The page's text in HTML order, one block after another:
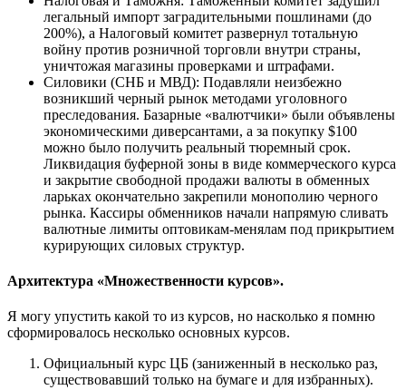
легальный импорт заградительными пошлинами (до
200%), а Налоговый комитет развернул тотальную
войну против розничной торговли внутри страны,
уничтожая магазины проверками и штрафами.
Силовики (СНБ и МВД): Подавляли неизбежно
возникший черный рынок методами уголовного
преследования. Базарные «валютчики» были объявлены
экономическими диверсантами, а за покупку $100
можно было получить реальный тюремный срок.
Ликвидация буферной зоны в виде коммерческого курса
и закрытие свободной продажи валюты в обменных
ларьках окончательно закрепили монополию черного
рынка. Кассиры обменников начали напрямую сливать
валютные лимиты оптовикам-менялам под прикрытием
курирующих силовых структур.
Архитектура «Множественности курсов».
Я могу упустить какой то из курсов, но насколько я помню
сформировалось несколько основных курсов.
Официальный курс ЦБ (заниженный в несколько раз,
существовавший только на бумаге и для избранных).